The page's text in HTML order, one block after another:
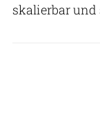
skalierbar und